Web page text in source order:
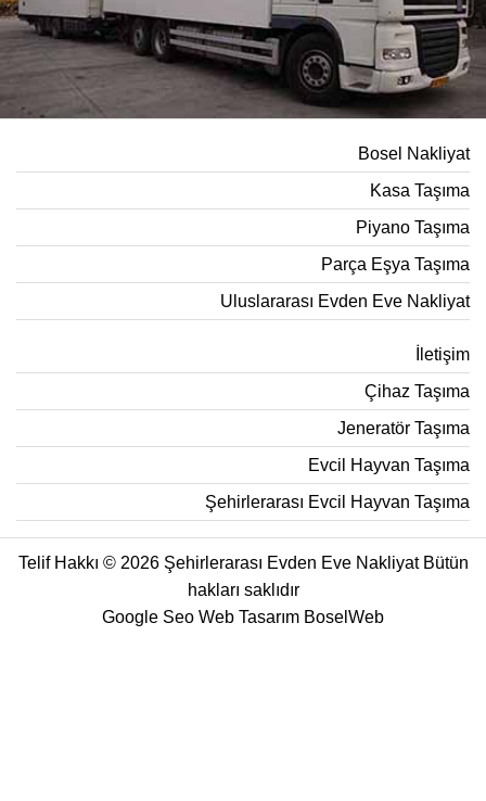
Bosel Nakliyat
Kasa Taşıma
Piyano Taşıma
Parça Eşya Taşıma
Uluslararası Evden Eve Nakliyat
İletişim
Çihaz Taşıma
Jeneratör Taşıma
Evcil Hayvan Taşıma
Şehirlerarası Evcil Hayvan Taşıma
Telif Hakkı © 2026 Şehirlerarası Evden Eve Nakliyat Bütün
hakları saklıdır
Google Seo Web Tasarım BoselWeb